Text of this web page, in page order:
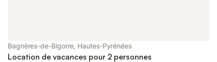
Bagnères-de-Bigorre, Hautes-Pyrénées
Location de vacances pour 2 personnes